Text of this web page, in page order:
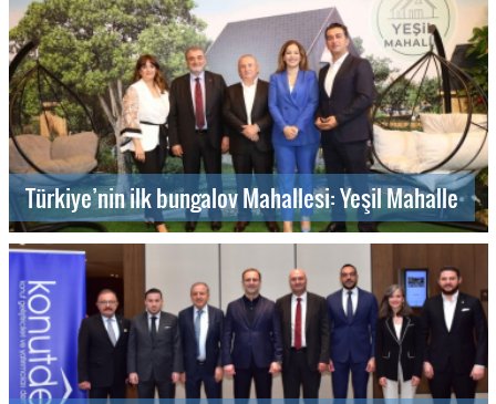
Türkiye’nin ilk bungalov Mahallesi: Yeşil Mahalle